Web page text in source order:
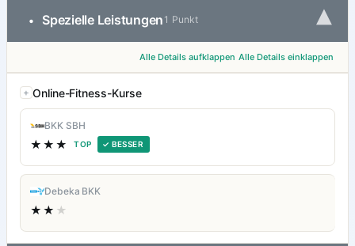
• Spezielle Leistungen 1 Punkt ▾
Alle Details aufklappen Alle Details einklappen
Online-Fitness-Kurse
BKK SBH
★★★ TOP ✓ BESSER
Debeka BKK
★★ ★